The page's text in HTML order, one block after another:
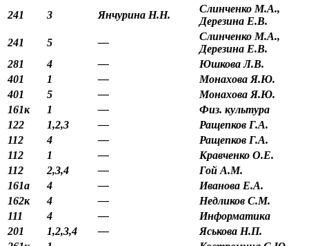
241
3 Янчурина Н.Н.
Слинченко М.А.,
Дерезина Е.В.
241
5 —
Слинченко М.А.,
Дерезина Е.В.
281
4 —
Юшкова Л.В.
401
1 —
Монахова Я.Ю.
401
5 —
Монахова Я.Ю.
161к
1 —
Физ. культура
122
1,2,3 —
Ращепков Г.А.
112
4 —
Ращепков Г.А.
112
1 —
Кравченко О.Е.
112
2,3,4 —
Гой А.М.
161а
4 —
Иванова Е.А.
162к
4 —
Недликов С.М.
111
4 —
Информатика
201
1,2,3,4 —
Яськова Н.П.